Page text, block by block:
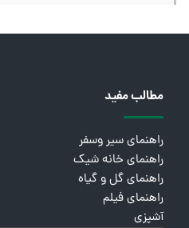
مطالب مفید
راهنمای سیر وسفر
راهنمای خانه شیک
راهنمای گل و گیاه
راهنمای فیلم
آشپزی